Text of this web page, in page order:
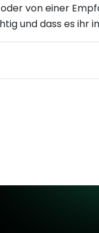
von einer
und dass es ihr